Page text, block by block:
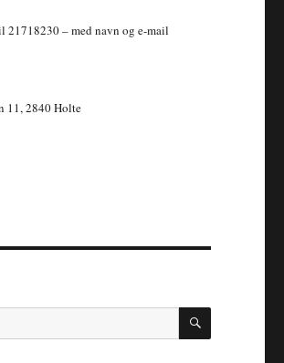
21718230 – med navn og e-mail
11, 2840 Holte
SØG